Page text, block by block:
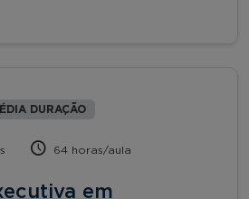
DURAÇÃO
64 horas/aula
em